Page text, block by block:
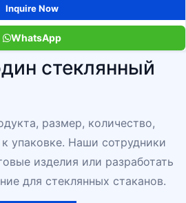
Inquire Now
WhatsApp
стеклянный
размер, количество,
упаковке. Наши сотрудники
изделия или разработать
для стеклянных стаканов.